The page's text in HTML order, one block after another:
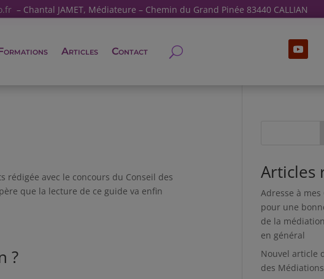
– Chantal JAMET, Médiateure – Chemin du Grand Pinée 83440 CALLIAN
Articles Contact
avec le concours du Conseil des
que la lecture de ce guide va enfin
?
Articles
Adresse à mes
pour une
de la
en général
Nouvel article
des